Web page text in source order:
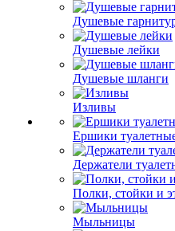
Душевые
Душевые лейки
Душевые шланги
Изливы
Ершики
Держатели
Полки, стойки и
Мыльницы